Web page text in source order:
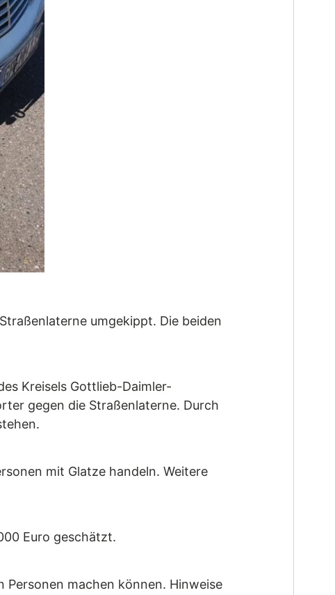
umgekippt. Die beiden
Kreisels Gottlieb-Daimler-
gegen die Straßenlaterne. Durch
mit Glatze handeln. Weitere
Euro geschätzt.
Personen machen können. Hinweise